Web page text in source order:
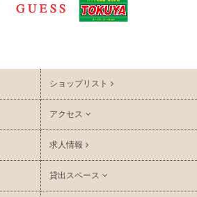
ショップリスト
アクセス
求人情報
貸出スペース